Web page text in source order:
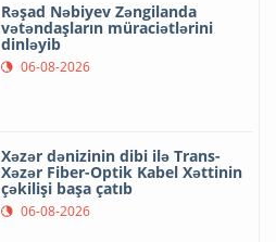
Rəşad Nəbiyev Zəngilanda
vətəndaşların müraciətlərini
dinləyib
06-08-2026
Xəzər dənizinin dibi ilə Trans-
Xəzər Fiber-Optik Kabel Xəttinin
çəkilişi başa çatıb
06-08-2026